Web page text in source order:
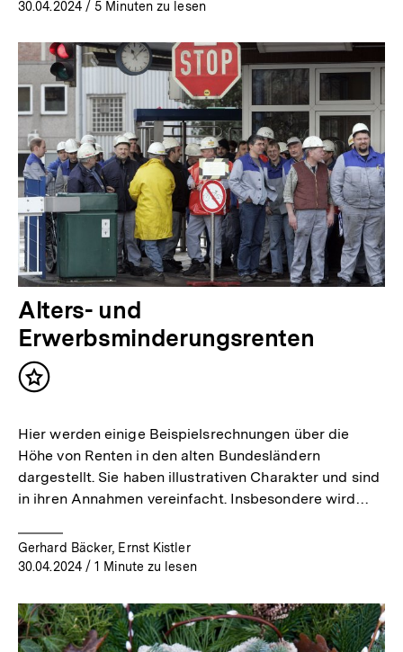
30.04.2024/ 5 Minuten zu lesen
Alters- und
Erwerbsminderungsrenten
Inhalt
Hier werden einige Beispielsrechnungen über die
Höhe von Renten in den alten Bundesländern
dargestellt. Sie haben illustrativen Charakter und sind
in ihren Annahmen vereinfacht. Insbesondere wird…
Gerhard Bäcker, Ernst Kistler
30.04.2024/ 1 Minute zu lesen